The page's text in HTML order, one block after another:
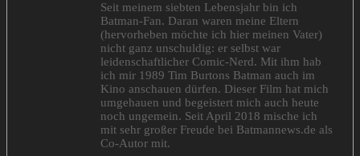
Seit meinem siebten Lebensjahr bin ich
Batman-Fan. Daran waren meine Eltern
(hervorheben möchte ich hier meinen Vater)
nicht ganz unschuldig: er selbst war
leidenschaftlicher Comic-Nerd. Mit ihm hab
ich mir 1989 Tim Burtons Batman auch im
Kino anschauen dürfen. Dieser Film hat mich
umgehauen und begeistert mich auch heute
noch ungemein. Seit April 2018 mische ich
mit sehr großer Freude bei Batmannews.de als
Co-Autor mit.